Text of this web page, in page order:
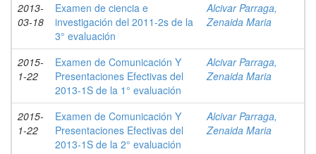
2013-
03-18
Examen de ciencia e
investigación del 2011-2s de la
3° evaluación
Alcivar Parraga,
Zenaida Maria
2015-
1-22
Examen de Comunicación Y
Presentaciones Efectivas del
2013-1S de la 1° evaluación
Alcivar Parraga,
Zenaida Maria
2015-
1-22
Examen de Comunicación Y
Presentaciones Efectivas del
2013-1S de la 2° evaluación
Alcivar Parraga,
Zenaida Maria